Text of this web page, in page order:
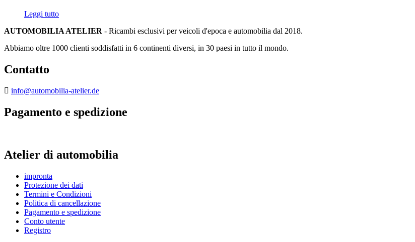
Leggi tutto
AUTOMOBILIA ATELIER - Ricambi esclusivi per veicoli d'epoca e automobilia dal 2018.
Abbiamo oltre 1000 clienti soddisfatti in 6 continenti diversi, in 30 paesi in tutto il mondo.
Contatto
info@automobilia-atelier.de
Pagamento e spedizione
Atelier di automobilia
impronta
Protezione dei dati
Termini e Condizioni
Politica di cancellazione
Pagamento e spedizione
Conto utente
Registro